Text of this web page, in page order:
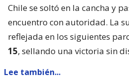
Chile se soltó en la cancha y
encuentro con autoridad. La
reflejada en los siguientes
15, sellando una victoria sin
Lee también...